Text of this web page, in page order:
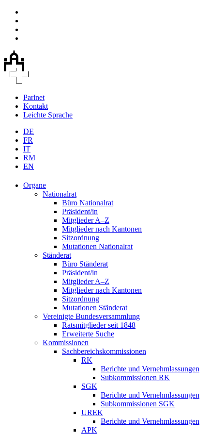
Parlnet
Kontakt
Leichte Sprache
DE
FR
IT
RM
EN
Organe
Nationalrat
Büro Nationalrat
Präsident/in
Mitglieder A–Z
Mitglieder nach Kantonen
Sitzordnung
Mutationen Nationalrat
Ständerat
Büro Ständerat
Präsident/in
Mitglieder A–Z
Mitglieder nach Kantonen
Sitzordnung
Mutationen Ständerat
Vereinigte Bundesversammlung
Ratsmitglieder seit 1848
Erweiterte Suche
Kommissionen
Sachbereichskommissionen
RK
Berichte und Vernehmlassungen
Subkommissionen RK
SGK
Berichte und Vernehmlassungen
Subkommissionen SGK
UREK
Berichte und Vernehmlassungen
APK